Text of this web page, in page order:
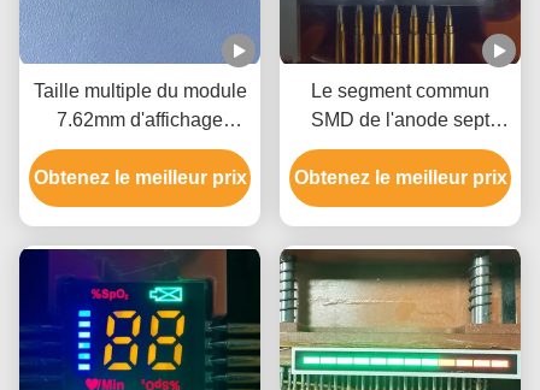
Taille multiple du module
7.62mm d'affichage
menée par Smd de
segment du chiffre sept
Obtenez le meilleur prix
Le segment commun
SMD de l'anode sept
affichage à LED les
chiffres 80mW 2
Obtenez le meilleur prix